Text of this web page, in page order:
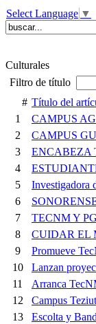
Select Language ▼
Culturales
Filtro de título
# Título del
1
CAMPUS
2
CAMPUS
3
ENCABEZA
4
5
Investigadora
6
7
TECNM Y
8
CUIDAR EL
9
Promueve
10
Lanzan
11
Arranca
12
Campus
13
Escolta y